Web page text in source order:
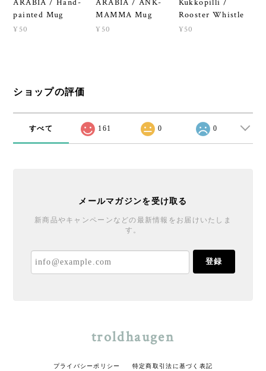
ARABIA / Hand-
painted Mug
¥50
ARABIA / ANK-
MAMMA Mug
¥50
Kukkopilli /
Rooster Whistle
¥50
ショップの評価
すべて 161 0 0
メールマガジンを受け取る
新商品やキャンペーンなどの最新情報をお届けいたしま
す。
登録
troldhaugen
プライバシーポリシー 特定商取引法に基づく表記